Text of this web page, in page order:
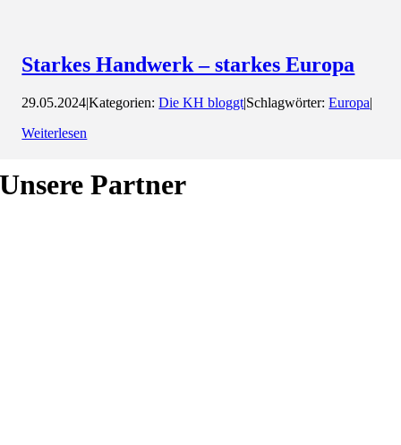
Starkes Handwerk – starkes Europa
29.05.2024|Kategorien:Die KH bloggt|Schlagwörter:Europa|
Weiterlesen
Unsere Partner